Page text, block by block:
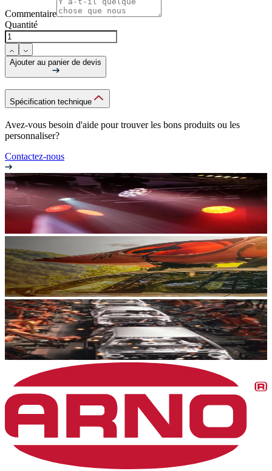
Commentaire
Quantité
Ajouter au panier de devis
Spécification technique
Avez-vous besoin d'aide pour trouver les bons produits ou les
personnaliser?
Contactez-nous